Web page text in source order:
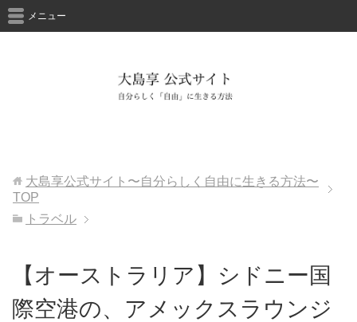
メニュー
大島享公式サイト〜自分らしく自由に生きる方法〜
TOP
トラベル
【オーストラリア】シドニー国
際空港の、アメックスラウンジ